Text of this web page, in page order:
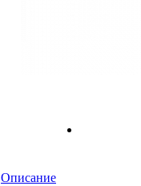
Описание